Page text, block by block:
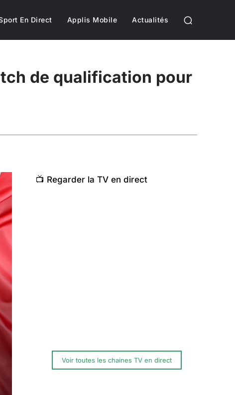
En Direct Applis Mobile Actualités
de qualification pour
📺 Regarder la TV en direct
Voir toutes les chaines TV en direct